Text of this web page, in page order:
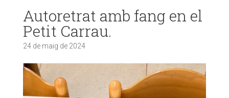
Autoretrat amb fang en el
Petit Carrau.
24 de maig de 2024